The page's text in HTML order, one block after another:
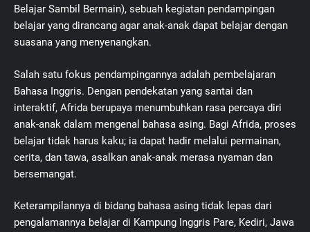
Belajar Sambil Bermain), sebuah kegiatan pendampingan
belajar yang dirancang agar anak-anak dapat belajar dengan
suasana yang menyenangkan.
Salah satu fokus pendampingannya adalah pembelajaran
Bahasa Inggris. Dengan pendekatan yang santai dan
interaktif, Afrida berupaya menumbuhkan rasa percaya diri
anak-anak dalam mengenal bahasa asing. Bagi Afrida, proses
belajar tidak harus kaku; ia dapat hadir melalui permainan,
cerita, dan tawa, asalkan anak-anak merasa nyaman dan
bersemangat.
Keterampilannya di bidang bahasa asing tidak lepas dari
pengalamannya belajar di Kampung Inggris Pare, Kediri, Jawa